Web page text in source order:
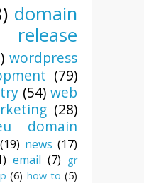
domain
release
wordpress
(79)
(54) web
(28)
domain
(19) news (17)
email (7) gr
(6) how-to (5)